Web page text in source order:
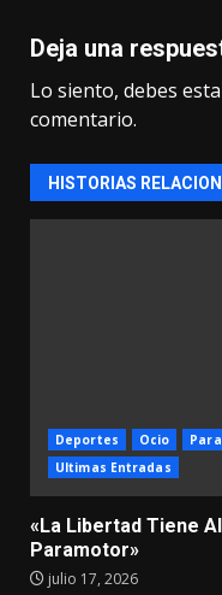
Deja una
Lo siento, debes
comentario.
HISTORIAS
Deportes Ocio
Ultimas Entradas
«La Libertad Tiene
Paramotor»
julio 17, 2026